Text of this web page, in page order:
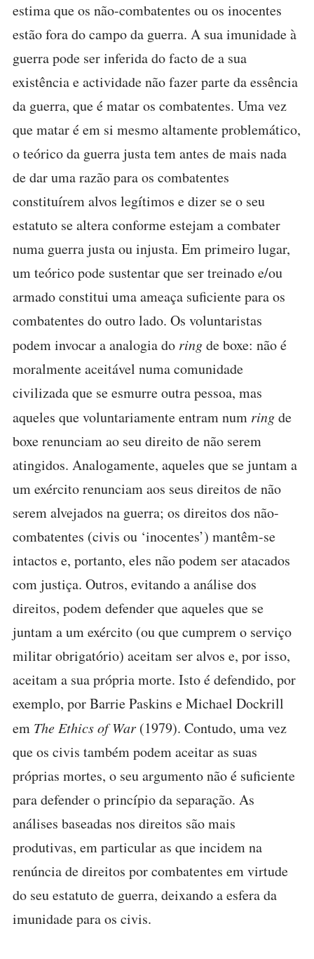
estima que os não-combatentes ou os inocentes
estão fora do campo da guerra. A sua imunidade à
guerra pode ser inferida do facto de a sua
existência e actividade não fazer parte da essência
da guerra, que é matar os combatentes. Uma vez
que matar é em si mesmo altamente problemático,
o teórico da guerra justa tem antes de mais nada
de dar uma razão para os combatentes
constituírem alvos legítimos e dizer se o seu
estatuto se altera conforme estejam a combater
numa guerra justa ou injusta. Em primeiro lugar,
um teórico pode sustentar que ser treinado e/ou
armado constitui uma ameaça suficiente para os
combatentes do outro lado. Os voluntaristas
podem invocar a analogia do ringde boxe: não é
moralmente aceitável numa comunidade
civilizada que se esmurre outra pessoa, mas
aqueles que voluntariamente entram num ringde
boxe renunciam ao seu direito de não serem
atingidos. Analogamente, aqueles que se juntam a
um exército renunciam aos seus direitos de não
serem alvejados na guerra; os direitos dos não-
combatentes (civis ou ‘inocentes’) mantêm-se
intactos e, portanto, eles não podem ser atacados
com justiça. Outros, evitando a análise dos
direitos, podem defender que aqueles que se
juntam a um exército (ou que cumprem o serviço
militar obrigatório) aceitam ser alvos e, por isso,
aceitam a sua própria morte. Isto é defendido, por
exemplo, por Barrie Paskins e Michael Dockrill
em The Ethics of War (1979). Contudo, uma vez
que os civis também podem aceitar as suas
próprias mortes, o seu argumento não é suficiente
para defender o princípio da separação. As
análises baseadas nos direitos são mais
produtivas, em particular as que incidem na
renúncia de direitos por combatentes em virtude
do seu estatuto de guerra, deixando a esfera da
imunidade para os civis.